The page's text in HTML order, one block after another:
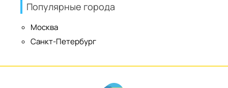
Популярные города
Москва
Санкт-Петербург